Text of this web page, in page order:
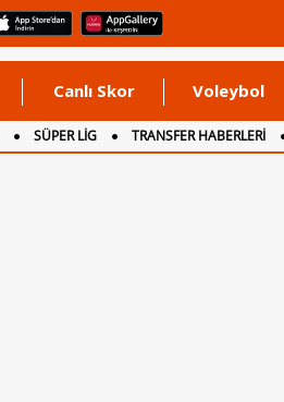
Canlı Skor Voleybol
SÜPER LİG TRANSFER HABERLERİ